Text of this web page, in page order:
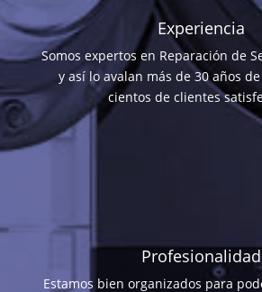
Experiencia
Somos expertos en Reparación de
y así lo avalan más de 30 años
cientos de clientes
Profesionalidad
Estamos bien organizados para